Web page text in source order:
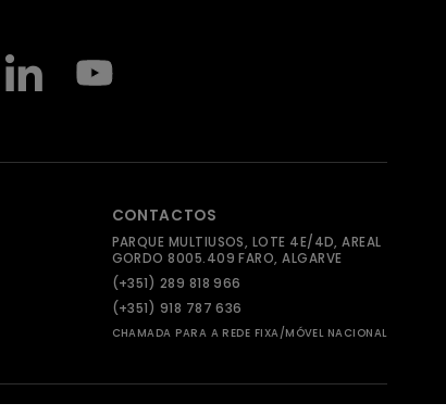
CONTACTOS
PARQUE MULTIUSOS, LOTE 4E/4D, AREAL
GORDO 8005.409 FARO, ALGARVE
(+351) 289 818 966
(+351) 918 787 636
CHAMADA PARA A REDE FIXA/MÓVEL NACIONAL